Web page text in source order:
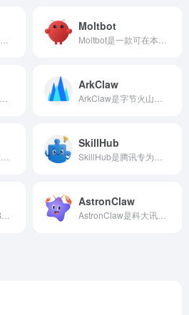
Moltbot
ArkClaw
SkillHub
AstronClaw